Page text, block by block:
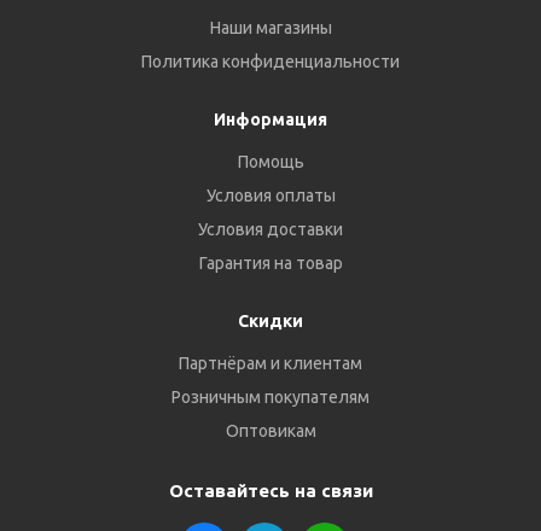
Наши магазины
Политика конфиденциальности
Информация
Помощь
Условия оплаты
Условия доставки
Гарантия на товар
Скидки
Партнёрам и клиентам
Розничным покупателям
Оптовикам
Оставайтесь на связи